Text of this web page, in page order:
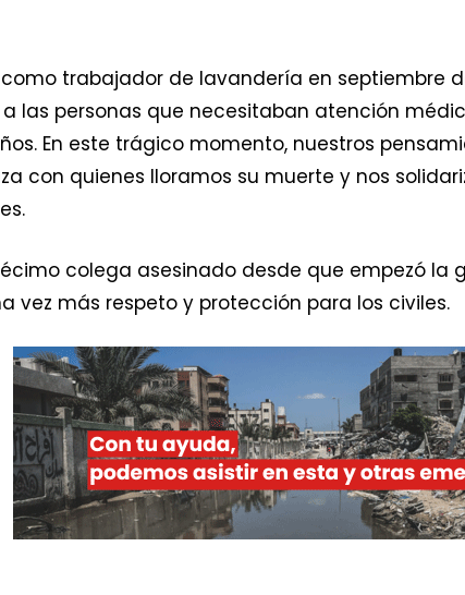
como trabajador de lavandería en septiembre
las personas que necesitaban atención
En este trágico momento, nuestros
con quienes lloramos su muerte y nos
colega asesinado desde que empezó la
vez más respeto y protección para los civiles.